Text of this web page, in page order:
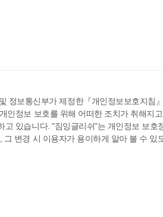
정보통신부가 제정한『개인정보보호지침
인정보 보호를 위해 어떠한 조치가 취해지
있습니다. "짐잉글리쉬"는 개인정보 보호
변경 시 이용자가 용이하게 알아 볼 수 있